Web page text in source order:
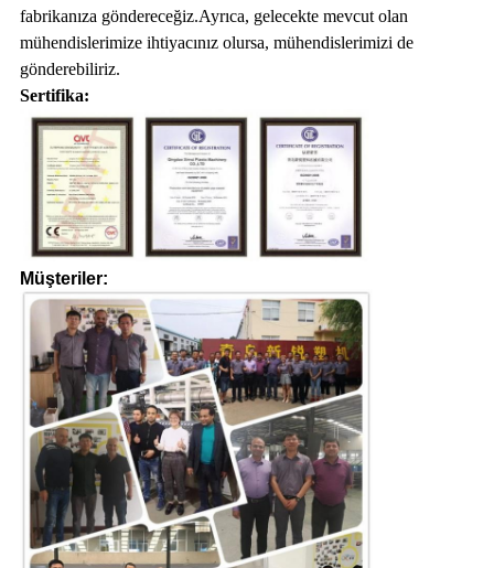
fabrikanıza göndereceğiz.Ayrıca, gelecekte mevcut olan
mühendislerimize ihtiyacınız olursa, mühendislerimizi de
gönderebiliriz.
Sertifika:
Müşteriler: